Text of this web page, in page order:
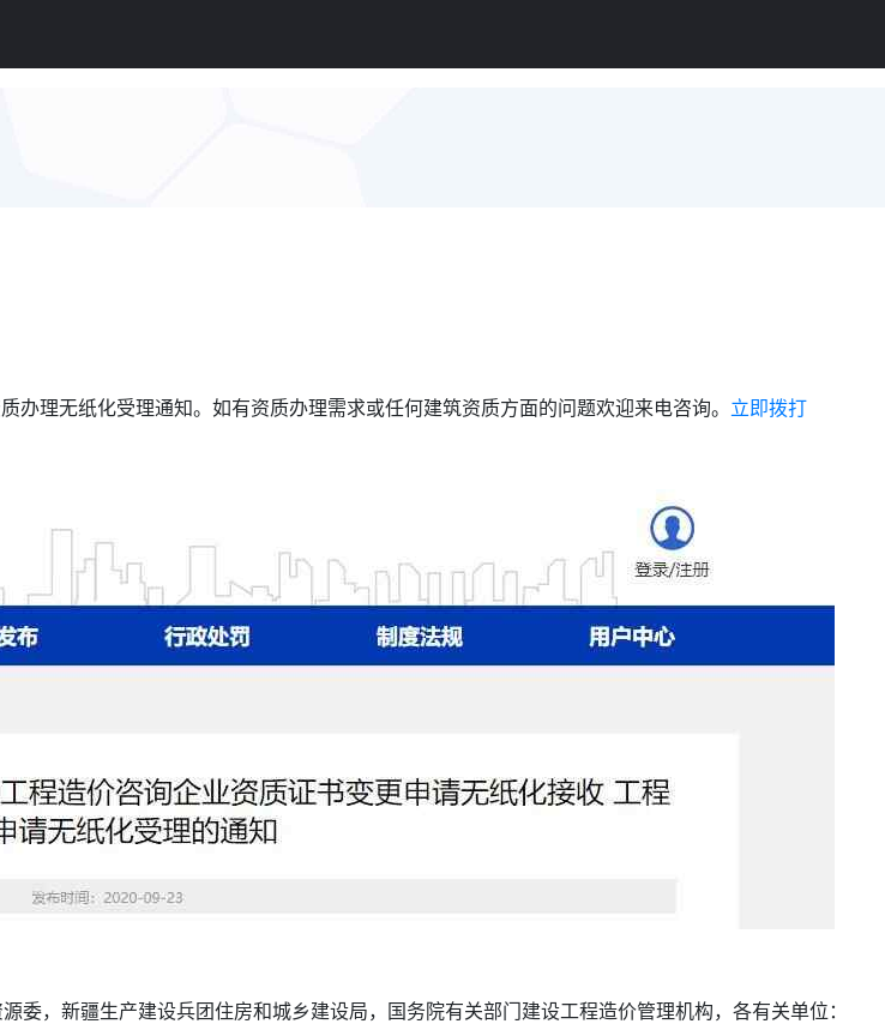
理无纸化受理通知。如有资质办理需求或任何建筑资质方面的问题欢迎来电咨询。 立即拨打
，新疆生产建设兵团住房和城乡建设局，国务院有关部门建设工程造价管理机构，各有关单位：